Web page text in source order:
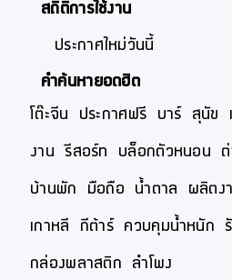
สถิติการใช้งาน
ประกาศใหม่วันนี้
คำค้นหายอดฮิต
โต๊ะจีน
ประกาศฟรี บาร์ สุนัข
งาน รีสอร์ท บล็อกตัวหนอน
บ้านพัก มือถือ น้ำตาล ผลิตง
เกาหลี กีต้าร์ ควบคุมน้ำหนัก
กล่องพลาสติก ลำโพง